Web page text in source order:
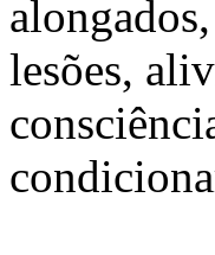
lesões,